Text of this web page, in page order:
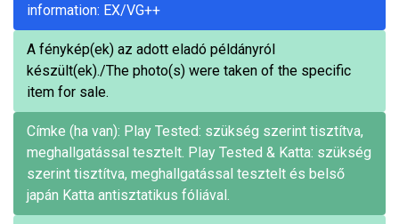
information: EX/VG++
A fénykép(ek) az adott eladó példányról
készült(ek)./The photo(s) were taken of the specific
item for sale.
Címke (ha van): Play Tested: szükség szerint tisztítva,
meghallgatással tesztelt. Play Tested & Katta: szükség
szerint tisztítva, meghallgatással tesztelt és belső
japán Katta antisztatikus fóliával.